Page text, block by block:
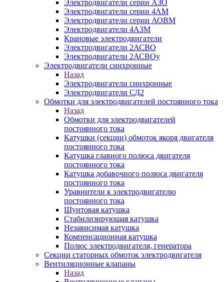
Электродвигатели серии АЗО
Электродвигатели серии 4АМ
Электродвигатели серии АОВМ
Электродвигатели 4АЗМ
Крановые электродвигатели
Электродвигатели 2АСВО
Электродвигатели 2АСВОу
Электродвигатели синхронные
Назад
Электродвигатели синхронные
Электродвигатели СД2
Обмотки для электродвигателей постоянного тока
Назад
Обмотки для электродвигателей
постоянного тока
Катушки (секции) обмоток якоря двигателя
постоянного тока
Катушка главного полюса двигателя
постоянного тока
Катушка добавочного полюса двигателя
постоянного тока
Уравнители к электродвигателю
постоянного тока
Шунтовая катушка
Стабилизирующая катушка
Независимая катушка
Компенсационная катушка
Полюс электродвигателя, генератора
Секции статорных обмоток электродвигателя
Вентиляционные клапаны
Назад